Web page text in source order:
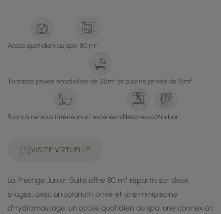
Accès quotidien au spa 80 m²
Terrasse privée ensoleillée de 26m² et piscine privée de 15m²
Bains à remous intérieurs et extérieursNespressoMinibar
VISITE VIRTUELLE
La Prestige Junior Suite offre 80 m² répartis sur deux
étages, avec un solarium privé et une minipiscine
d’hydromassage, un accès quotidien au spa, une connexion